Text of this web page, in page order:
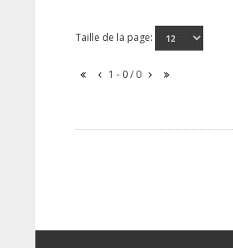
Taille de la page:
1 - 0 / 0